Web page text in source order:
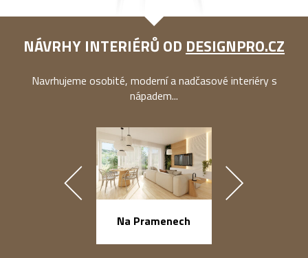
NÁVRHY INTERIÉRŮ OD DESIGNPRO.CZ
Navrhujeme osobité, moderní a nadčasové interiéry s
nápadem...
Na Pramenech